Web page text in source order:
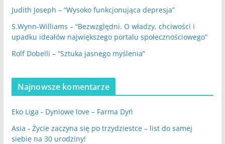
Judith Joseph – “Wysoko funkcjonująca depresja”
S.Wynn-Williams – “Bezwzględni. O władzy, chciwości i
upadku ideałów największego portalu społecznościowego”
Rolf Dobelli – “Sztuka jasnego myślenia”
Najnowsze komentarze
Eko Liga - Dyniowe love – Farma Dyń
Asia - Życie zaczyna się po trzydziestce – list do samej
siebie na 30 urodziny!